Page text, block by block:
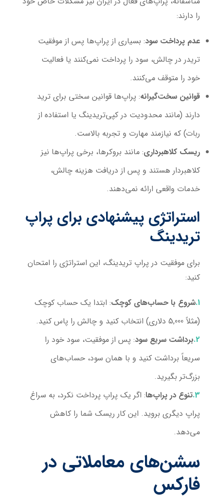
را دارند:
عدم پرداخت سود: بسیاری از پراپ‌ها پس از موفقیت
تریدر در چالش، سود را پرداخت نمی‌کنند یا فعالیت
خود را متوقف می‌کنند.
قوانین سخت‌گیرانه: پراپ‌ها قوانین سختی برای ترید
دارند (مانند محدودیت در کپی‌تریدینگ یا استفاده از
ربات) که نیازمند مهارت و تجربه بالاست.
ریسک کلاهبرداری: مانند بروکرها، برخی پراپ‌ها نیز
کلاهبردار هستند و پس از دریافت هزینه چالش،
خدمات واقعی ارائه نمی‌دهند.
استراتژی پیشنهادی برای پراپ
تریدینگ
برای موفقیت در پراپ تریدینگ، این استراتژی را امتحان
کنید:
شروع با حساب‌های کوچک: ابتدا یک حساب کوچک
(مثلاً 5,000 دلاری) انتخاب کنید و چالش را پاس کنید.
برداشت سریع سود: پس از موفقیت، سود خود را
سریعاً برداشت کنید و با همان سود، حساب‌های
بزرگ‌تر بگیرید.
تنوع در پراپ‌ها: اگر یک پراپ پرداخت نکرد، به سراغ
پراپ دیگری بروید. این کار ریسک شما را کاهش
می‌دهد.
سشن‌های معاملاتی در
فارکس